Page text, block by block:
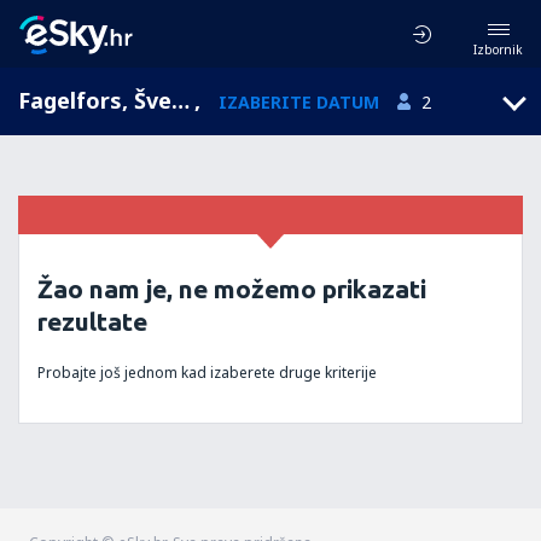
Izbornik
Fagelfors, Švedska , IZABERITE DATUM 2
Žao nam je, ne možemo prikazati
rezultate
Probajte još jednom kad izaberete druge kriterije